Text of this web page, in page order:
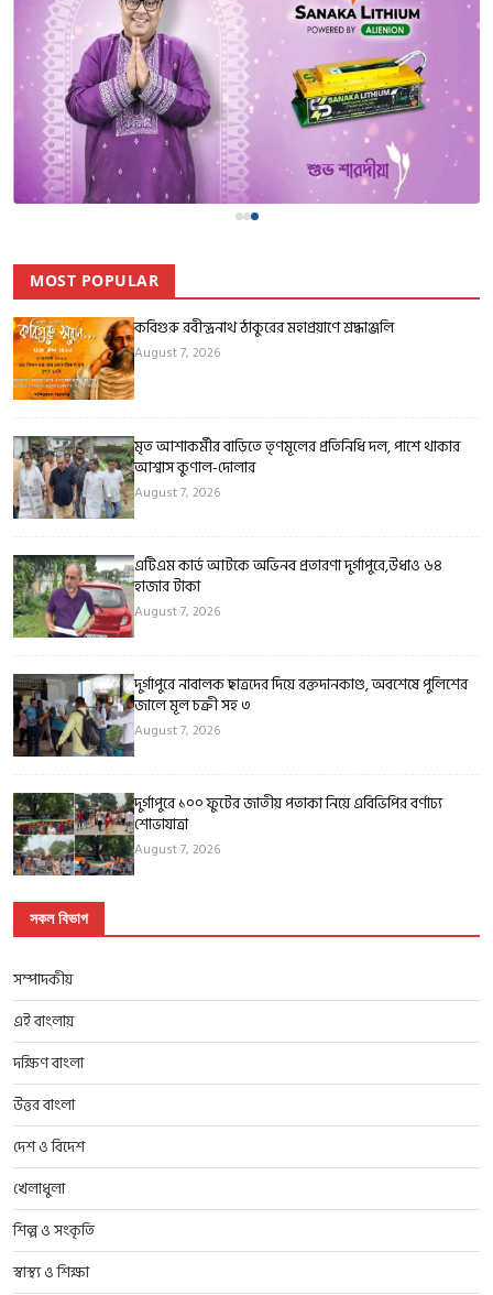
MOST POPULAR
কবিগুরু রবীন্দ্রনাথ ঠাকুরের মহাপ্রয়াণে শ্রদ্ধাঞ্জলি
August 7, 2026
মৃত আশাকর্মীর বাড়িতে তৃণমূলের প্রতিনিধি দল, পাশে থাকার
আশ্বাস কুণাল-দোলার
August 7, 2026
এটিএম কার্ড আটকে অভিনব প্রতারণা দুর্গাপুরে,উধাও ৬৪
হাজার টাকা
August 7, 2026
দুর্গাপুরে নাবালক ছাত্রদের দিয়ে রক্তদানকাণ্ড, অবশেষে পুলিশের
জালে মূল চক্রী সহ ৩
August 7, 2026
দুর্গাপুরে ১০০ ফুটের জাতীয় পতাকা নিয়ে এবিভিপির বর্ণাঢ্য
শোভাযাত্রা
August 7, 2026
সকল বিভাগ
সম্পাদকীয়
এই বাংলায়
দক্ষিণ বাংলা
উত্তর বাংলা
দেশ ও বিদেশ
খেলাধুলা
শিল্প ও সংকৃতি
স্বাস্থ্য ও শিক্ষা